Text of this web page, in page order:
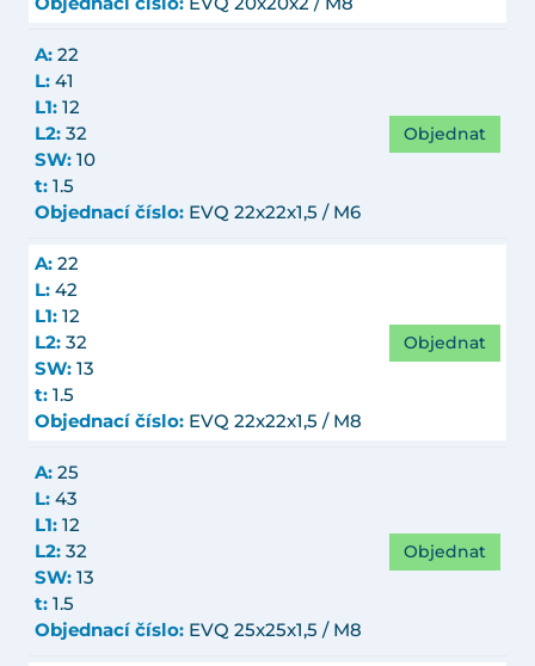
A: 22
L: 41
L1: 12
L2: 32
SW: 10
t: 1.5
Objednací číslo: EVQ 22x22x1,5 / M6
Objednat
A: 22
L: 42
L1: 12
L2: 32
SW: 13
t: 1.5
Objednací číslo: EVQ 22x22x1,5 / M8
Objednat
A: 25
L: 43
L1: 12
L2: 32
SW: 13
t: 1.5
Objednací číslo: EVQ 25x25x1,5 / M8
Objednat